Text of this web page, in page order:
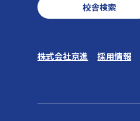
校舎検索
株式会社京進 採用情報